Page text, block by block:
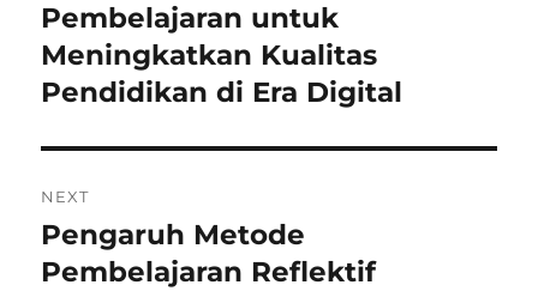
post:
Pembelajaran untuk
Meningkatkan Kualitas
Pendidikan di Era Digital
NEXT
Next
post:
Pengaruh Metode
Pembelajaran Reflektif